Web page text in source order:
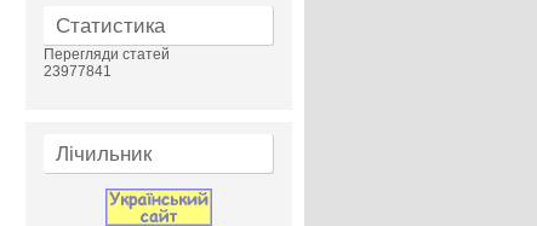
Статистика
Перегляди статей
23977841
Лічильник